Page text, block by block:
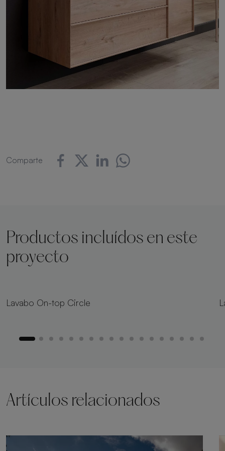
Comparte
Productos incluídos en este
proyecto
Lavabo On-top Circle
Artículos relacionados